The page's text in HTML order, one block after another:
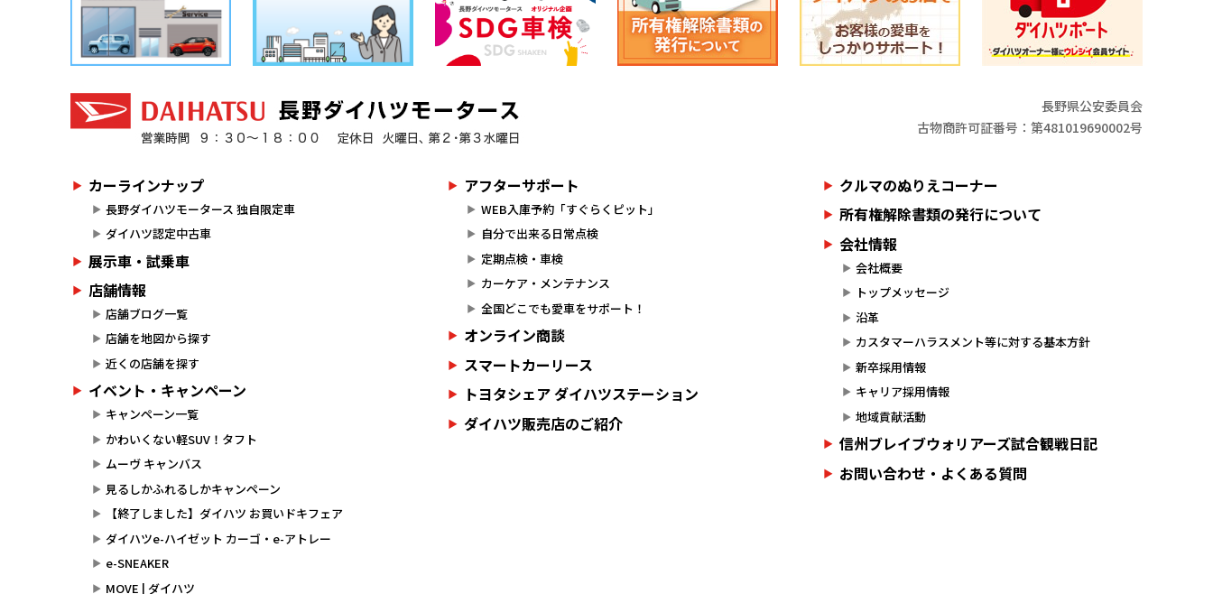
長野県公安委員会
古物商許可証番号：第481019690002号
カーラインナップ
長野ダイハツモータース 独自限定車
ダイハツ認定中古車
展示車・試乗車
店舗情報
店舗ブログ一覧
店舗を地図から探す
近くの店舗を探す
イベント・キャンペーン
キャンペーン一覧
かわいくない軽SUV！タフト
ムーヴ キャンバス
見るしかふれるしかキャンペーン
【終了しました】ダイハツ お買いドキフェア
ダイハツe-ハイゼット カーゴ・e-アトレー
e-SNEAKER
MOVE | ダイハツ
アフターサポート
WEB入庫予約「すぐらくピット」
自分で出来る日常点検
定期点検・車検
カーケア・メンテナンス
全国どこでも愛車をサポート！
オンライン商談
スマートカーリース
トヨタシェア ダイハツステーション
ダイハツ販売店のご紹介
クルマのぬりえコーナー
所有権解除書類の発行について
会社情報
会社概要
トップメッセージ
沿革
カスタマーハラスメント等に対する基本方針
新卒採用情報
キャリア採用情報
地域貢献活動
信州ブレイブウォリアーズ試合観戦日記
お問い合わせ・よくある質問